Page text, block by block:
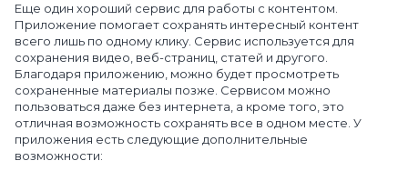
Еще один хороший сервис для работы с контентом.
Приложение помогает сохранять интересный контент
всего лишь по одному клику. Сервис используется для
сохранения видео, веб-страниц, статей и другого.
Благодаря приложению, можно будет просмотреть
сохраненные материалы позже. Сервисом можно
пользоваться даже без интернета, а кроме того, это
отличная возможность сохранять все в одном месте. У
приложения есть следующие дополнительные
возможности: